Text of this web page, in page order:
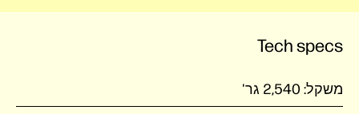
Tech specs
משקל: 2,540 גר'